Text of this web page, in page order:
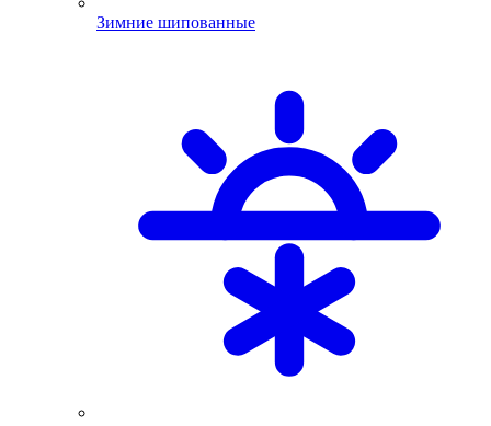
Зимние шипованные